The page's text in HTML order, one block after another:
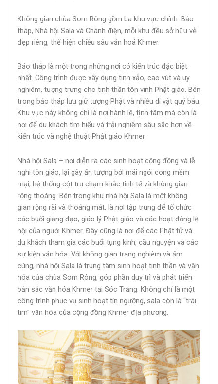
Không gian chùa Som Rông gồm ba khu vực chính: Bảo
tháp, Nhà hội Sala và Chánh điện, mỗi khu đều sở hữu vẻ
đẹp riêng, thể hiện chiều sâu văn hoá Khmer.
Bảo tháp là một trong những nơi có kiến trúc đặc biệt
nhất. Công trình được xây dựng tinh xảo, cao vút và uy
nghiêm, tượng trưng cho tinh thần tôn vinh Phật giáo. Bên
trong bảo tháp lưu giữ tượng Phật và nhiều di vật quý báu.
Khu vực này không chỉ là nơi hành lễ, tịnh tâm mà còn là
nơi để du khách tìm hiểu và trải nghiệm sâu sắc hơn về
kiến trúc và nghệ thuật Phật giáo Khmer.
Nhà hội Sala – nơi diễn ra các sinh hoạt cộng đồng và lễ
nghi tôn giáo, lại gây ấn tượng bởi mái ngói cong mềm
mại, hệ thống cột trụ chạm khắc tinh tế và không gian
rộng thoáng. Bên trong khu nhà hội Sala là một không
gian rộng rãi và thoáng mát, là nơi tập trung để tổ chức
các buổi giảng đạo, giáo lý Phật giáo và các hoạt động lễ
hội của người Khmer. Đây cũng là nơi để các Phật tử và
du khách tham gia các buổi tụng kinh, cầu nguyện và các
sự kiện văn hóa. Với không gian trang nghiêm và ấm
cúng, nhà hội Sala là trung tâm sinh hoạt tinh thần và văn
hóa của chùa Som Rông, góp phần duy trì và phát triển
bản sắc văn hóa Khmer tại Sóc Trăng. Không chỉ là một
công trình phục vụ sinh hoạt tín ngưỡng, sala còn là “trái
tim” văn hóa của cộng đồng Khmer địa phương.